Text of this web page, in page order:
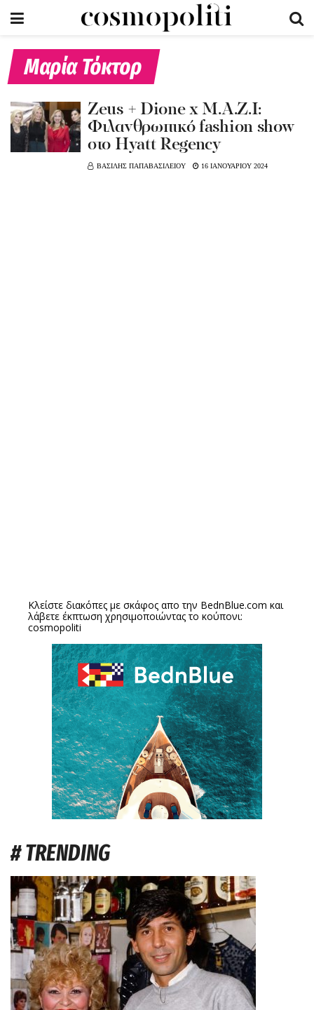
Μαρία Τόκτορ
Zeus + Dione x M.A.Z.I:
Φιλανθρωπικό fashion show
στο Hyatt Regency
ΒΑΣΙΛΗΣ ΠΑΠΑΒΑΣΙΛΕΙΟΥ 16 ΙΑΝΟΥΑΡΙΟΥ 2024
Κλείστε διακόπες με σκάφος απο την BednBlue.com και
λάβετε έκπτωση χρησιμοποιώντας το κούπονι:
cosmopoliti
# TRENDING